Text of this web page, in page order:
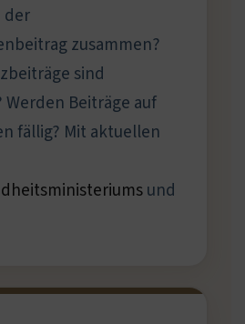
der
zusammen?
sind
Werden Beiträge auf
fällig? Mit aktuellen
und